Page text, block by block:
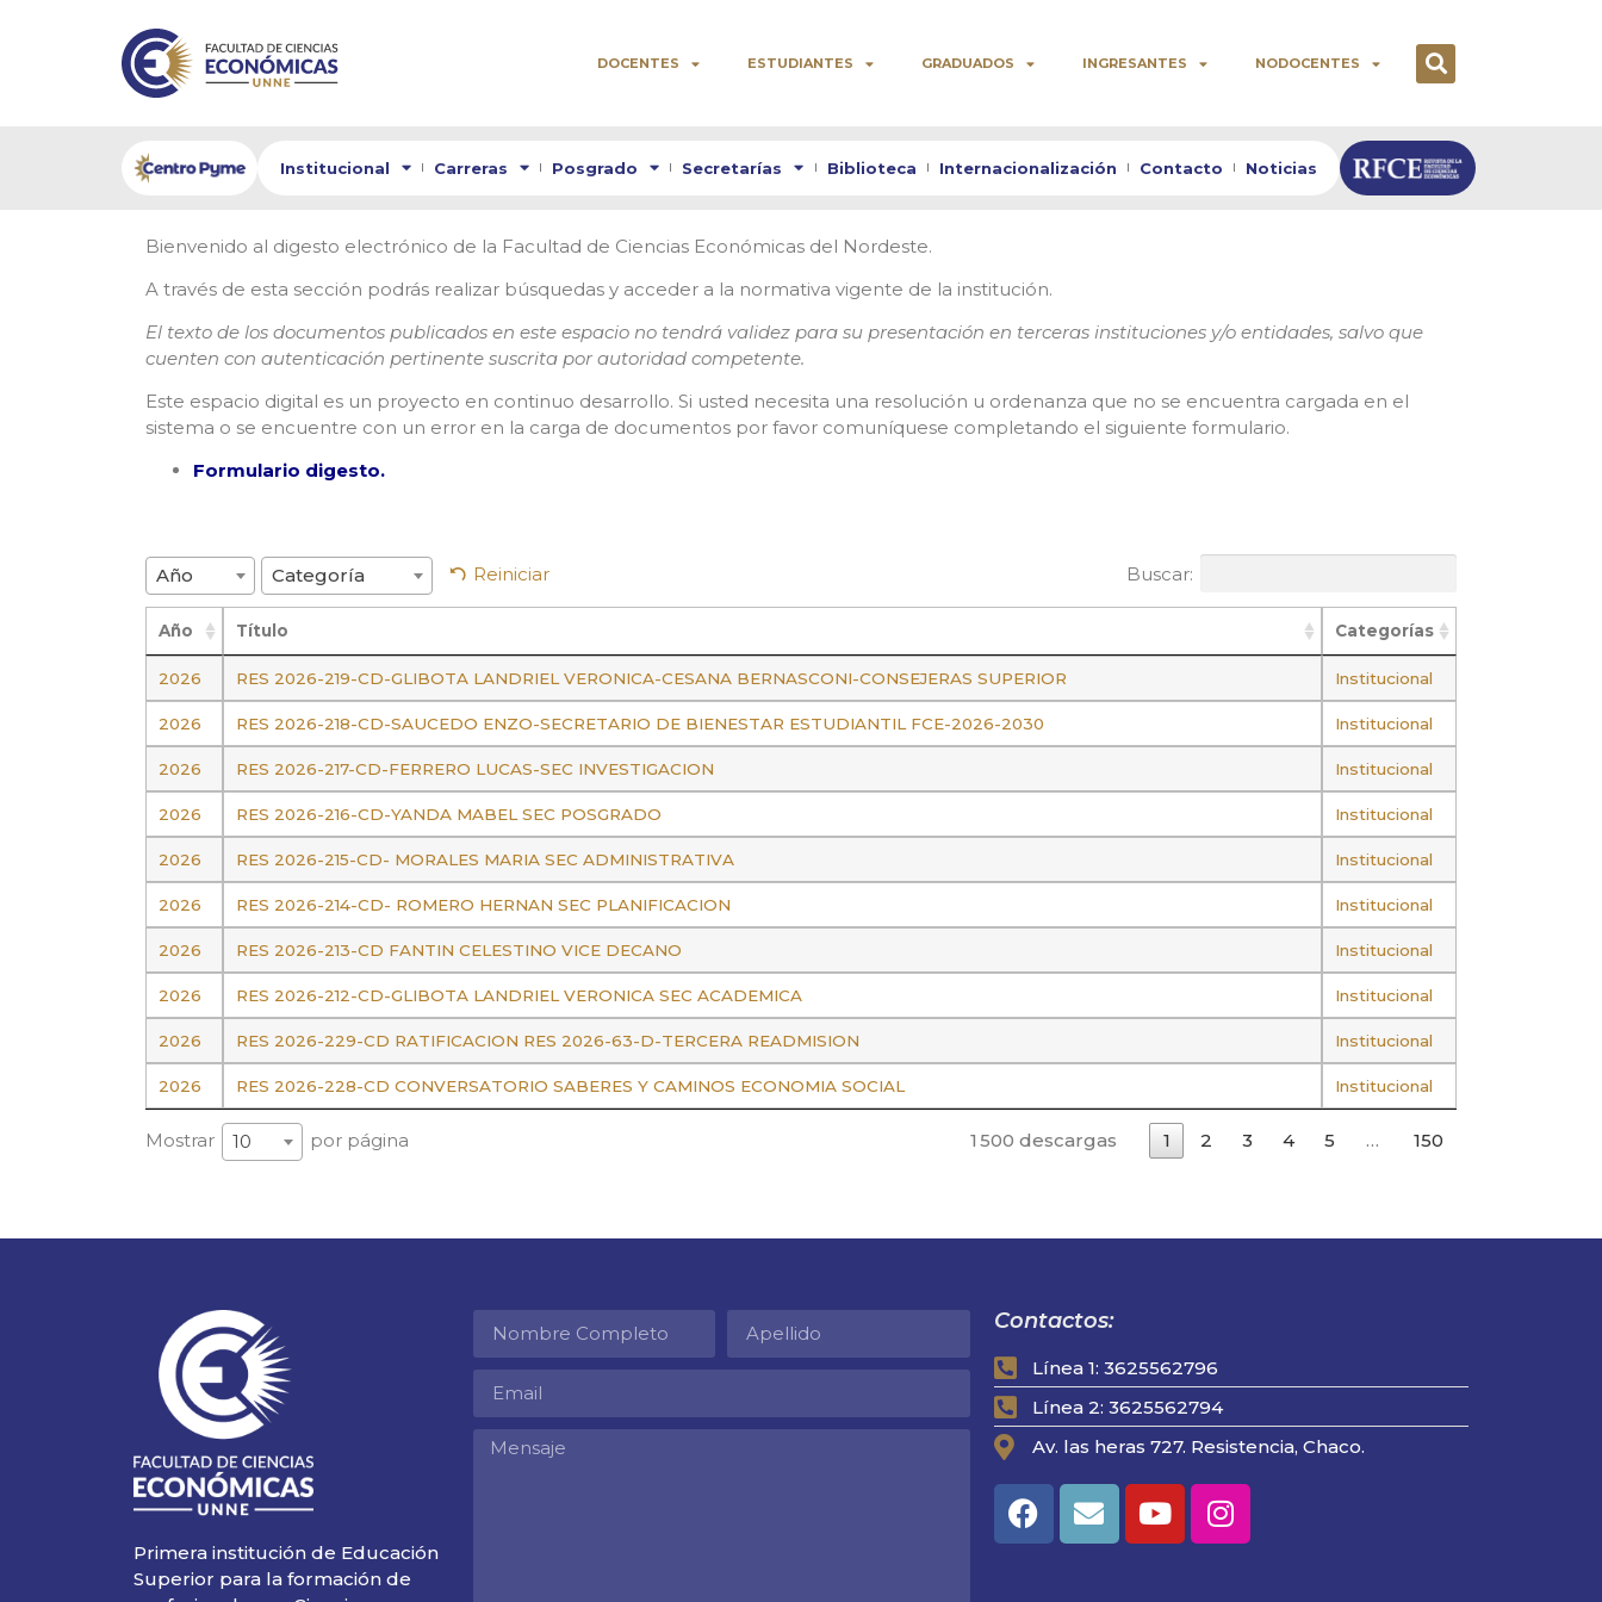
DOCENTES ESTUDIANTES GRADUADOS INGRESANTES NODOCENTES
Institucional Carreras Posgrado Secretarías Biblioteca Internacionalización Contacto Noticias
Bienvenido al digesto electrónico de la Facultad de Ciencias Económicas del Nordeste.
A través de esta sección podrás realizar búsquedas y acceder a la normativa vigente de la institución.
El texto de los documentos publicados en este espacio no tendrá validez para su presentación en terceras instituciones y/o entidades, salvo que
cuenten con autenticación pertinente suscrita por autoridad competente.
Este espacio digital es un proyecto en continuo desarrollo. Si usted necesita una resolución u ordenanza que no se encuentra cargada en el
sistema o se encuentre con un error en la carga de documentos por favor comuníquese completando el siguiente formulario.
Formulario digesto.
Año Categoría Reiniciar Buscar:
Año Título Categorías
2026 RES 2026-219-CD-GLIBOTA LANDRIEL VERONICA-CESANA BERNASCONI-CONSEJERAS SUPERIOR Institucional
2026 RES 2026-218-CD-SAUCEDO ENZO-SECRETARIO DE BIENESTAR ESTUDIANTIL FCE-2026-2030 Institucional
2026 RES 2026-217-CD-FERRERO LUCAS-SEC INVESTIGACION Institucional
2026 RES 2026-216-CD-YANDA MABEL SEC POSGRADO Institucional
2026 RES 2026-215-CD- MORALES MARIA SEC ADMINISTRATIVA Institucional
2026 RES 2026-214-CD- ROMERO HERNAN SEC PLANIFICACION Institucional
2026 RES 2026-213-CD FANTIN CELESTINO VICE DECANO Institucional
2026 RES 2026-212-CD-GLIBOTA LANDRIEL VERONICA SEC ACADEMICA Institucional
2026 RES 2026-229-CD RATIFICACION RES 2026-63-D-TERCERA READMISION Institucional
2026 RES 2026-228-CD CONVERSATORIO SABERES Y CAMINOS ECONOMIA SOCIAL Institucional
Mostrar 10 por página 1 500 descargas 1 2 3 4 5 … 150
Primera institución de Educación
Superior para la formación de
Contactos:
Línea 1: 3625562796
Línea 2: 3625562794
Av. las heras 727. Resistencia, Chaco.